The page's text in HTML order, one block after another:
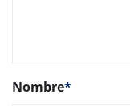
Nombre*